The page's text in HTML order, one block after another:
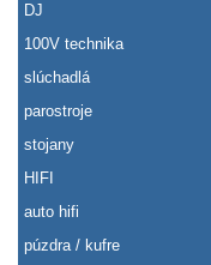
DJ
100V technika
slúchadlá
parostroje
stojany
HIFI
auto hifi
púzdra / kufre